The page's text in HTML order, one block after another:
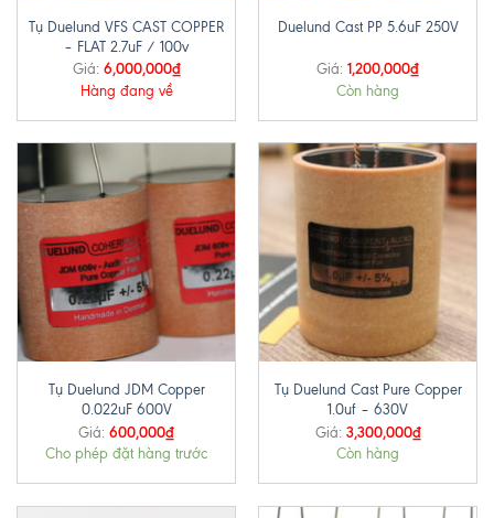
Tụ Duelund VFS CAST COPPER
– FLAT 2.7uF / 100v
Giá: 6,000,000₫
Hàng đang về
Duelund Cast PP 5.6uF 250V
Giá: 1,200,000₫
Còn hàng
Tụ Duelund JDM Copper
0.022uF 600V
Giá: 600,000₫
Cho phép đặt hàng trước
Tụ Duelund Cast Pure Copper
1.0uf – 630V
Giá: 3,300,000₫
Còn hàng